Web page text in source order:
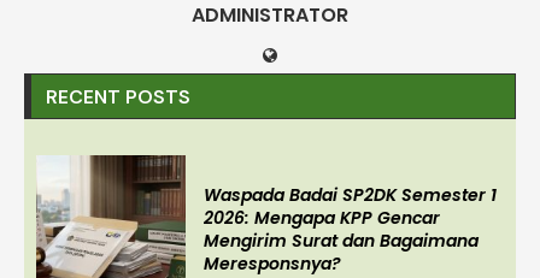
ADMINISTRATOR
RECENT POSTS
Waspada Badai SP2DK Semester 1
2026: Mengapa KPP Gencar
Mengirim Surat dan Bagaimana
Meresponsnya?